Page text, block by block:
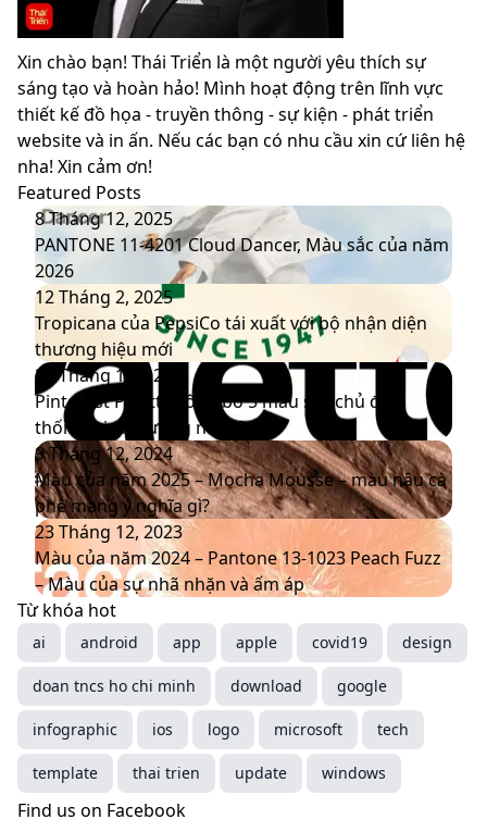
Xin chào bạn! Thái Triển là một người yêu thích sự
sáng tạo và hoàn hảo! Mình hoạt động trên lĩnh vực
thiết kế đồ họa - truyền thông - sự kiện - phát triển
website và in ấn. Nếu các bạn có nhu cầu xin cứ liên hệ
nha! Xin cảm ơn!
Featured Posts
PANTONE
11-
4201
Cloud
Dancer,
Màu
sắc
của
năm
2026
8 Tháng 12, 2025
PANTONE 11-4201 Cloud Dancer, Màu sắc của năm
2026
Tropicana
của
PepsiCo
tái
xuất
với
bộ
nhận
diện
thương
hiệu
mới
12 Tháng 2, 2025
Tropicana của PepsiCo tái xuất với bộ nhận diện
thương hiệu mới
Pinterest
Palette
công
bố
5
màu
sắc
chủ
đạo
thống
trị
xu
hướng
năm
2025
20 Tháng 1, 2025
Pinterest Palette công bố 5 màu sắc chủ đạo
thống trị xu hướng năm 2025
Màu
của
năm
2025
–
Mocha
Mousse
–
màu
nâu
cà
phê
mang
ý
nghĩa
9 Tháng 12, 2024
Màu của năm 2025 – Mocha Mousse – màu nâu cà
phê mang ý nghĩa gì?
Màu
của
năm
2024
–
Pantone
13-
1023
Peach
Fuzz
–
Màu
23 Tháng 12, 2023
Màu của năm 2024 – Pantone 13-1023 Peach Fuzz
– Màu của sự nhã nhặn và ấm áp
Từ khóa hot
ai android app apple covid19 design
doan tncs ho chi minh download google
infographic ios logo microsoft tech
template thai trien update windows
Find us on Facebook